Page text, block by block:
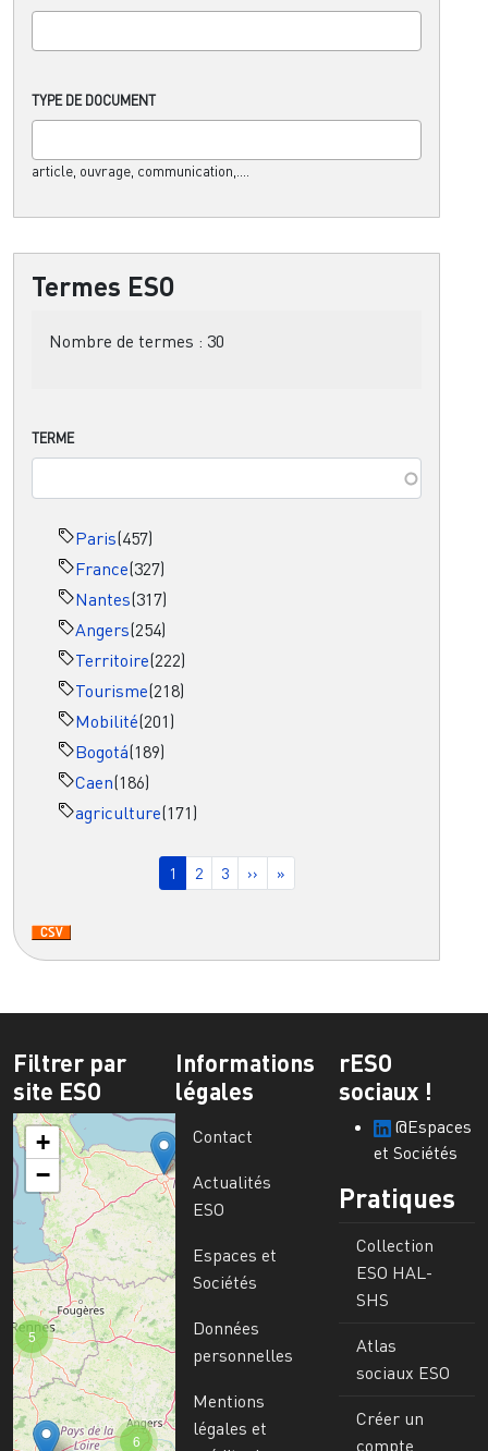
TYPE DE DOCUMENT
article, ouvrage, communication,....
Termes ESO
Nombre de termes : 30
TERME
Paris(457)
France(327)
Nantes(317)
Angers(254)
Territoire(222)
Tourisme(218)
Mobilité(201)
Bogotá(189)
Caen(186)
agriculture(171)
Page courante
1 Page
2 Page
3 Page suivante
›› Dernière page
»
Filtrer par
site ESO
6
5
+
−
Informations
légales
Contact
Actualités
ESO
Espaces et
Sociétés
Données
personnelles
Mentions
légales et
rESO
sociaux !
@Espaces
et Sociétés
Pratiques
Collection
ESO HAL-
SHS
Atlas
sociaux ESO
Créer un
compte